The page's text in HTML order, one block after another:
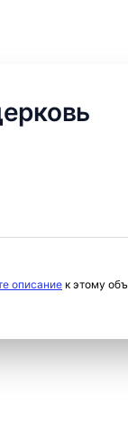
описание к этому